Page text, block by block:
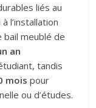
liés au
l’installation
bail meublé de
an
tandis
mois pour
ou d’études.